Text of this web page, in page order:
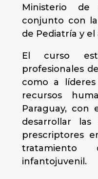
Ministerio de
conjunto con la
de Pediatría y el
El curso
profesionales
como a
recursos
Paraguay,
desarrollar
prescriptores
infantojuvenil.